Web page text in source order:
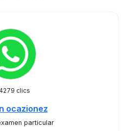
clics
ocazionez
particular